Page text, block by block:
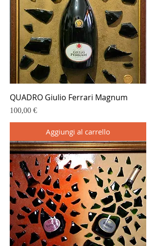
QUADRO Giulio Ferrari Magnum
Prezzo
100,00 €
Aggiungi al carrello